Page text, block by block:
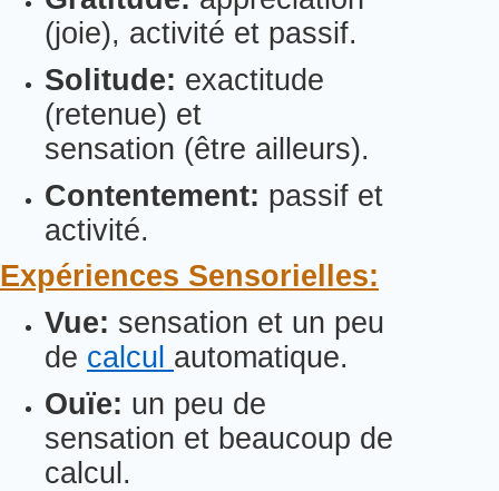
(joie), activité et passif.
Solitude: exactitude
(retenue) et
sensation (être ailleurs).
Contentement: passif et
activité.
Expériences Sensorielles:
Vue: sensation et un peu
de calcul automatique.
Ouïe: un peu de
sensation et beaucoup de
calcul.